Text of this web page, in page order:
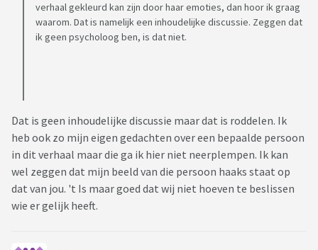
verhaal gekleurd kan zijn door haar emoties, dan hoor ik graag
waarom. Dat is namelijk een inhoudelijke discussie. Zeggen dat
ik geen psycholoog ben, is dat niet.
Dat is geen inhoudelijke discussie maar dat is roddelen. Ik
heb ook zo mijn eigen gedachten over een bepaalde persoon
in dit verhaal maar die ga ik hier niet neerplempen. Ik kan
wel zeggen dat mijn beeld van die persoon haaks staat op
dat van jou. 't Is maar goed dat wij niet hoeven te beslissen
wie er gelijk heeft.